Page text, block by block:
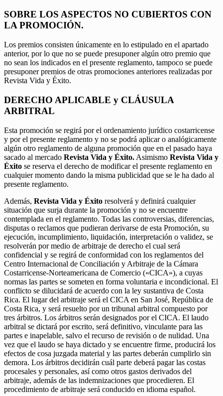
SOBRE LOS ASPECTOS NO CUBIERTOS CON
LA PROMOCIÓN.
Los premios consisten únicamente en lo estipulado en el apartado
anterior, por lo que no se puede presuponer algún otro premio que
no sean los indicados en el presente reglamento, tampoco se puede
presuponer premios de otras promociones anteriores realizadas por
Revista Vida y Éxito.
DERECHO APLICABLE y CLÁUSULA
ARBITRAL
Esta promoción se regirá por el ordenamiento jurídico costarricense
y por el presente reglamento y no se podrá aplicar o analógicamente
algún otro reglamento de alguna promoción que en el pasado haya
sacado al mercado Revista Vida y Éxito. Asimismo Revista Vida y
Éxito se reserva el derecho de modificar el presente reglamento en
cualquier momento dando la misma publicidad que se le ha dado al
presente reglamento.
Además, Revista Vida y Éxito resolverá y definirá cualquier
situación que surja durante la promoción y no se encuentre
contemplada en el reglamento. Todas las controversias, diferencias,
disputas o reclamos que pudieran derivarse de esta Promoción, su
ejecución, incumplimiento, liquidación, interpretación o validez, se
resolverán por medio de arbitraje de derecho el cual será
confidencial y se regirá de conformidad con los reglamentos del
Centro Internacional de Conciliación y Arbitraje de la Cámara
Costarricense-Norteamericana de Comercio («CICA»), a cuyas
normas las partes se someten en forma voluntaria e incondicional. El
conflicto se dilucidará de acuerdo con la ley sustantiva de Costa
Rica. El lugar del arbitraje será el CICA en San José, República de
Costa Rica, y será resuelto por un tribunal arbitral compuesto por
tres árbitros. Los árbitros serán designados por el CICA. El laudo
arbitral se dictará por escrito, será definitivo, vinculante para las
partes e inapelable, salvo el recurso de revisión o de nulidad. Una
vez que el laudo se haya dictado y se encuentre firme, producirá los
efectos de cosa juzgada material y las partes deberán cumplirlo sin
demora. Los árbitros decidirán cuál parte deberá pagar las costas
procesales y personales, así como otros gastos derivados del
arbitraje, además de las indemnizaciones que procedieren. El
procedimiento de arbitraje será conducido en idioma español.